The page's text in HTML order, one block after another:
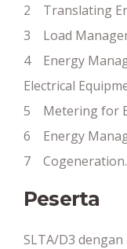
2 Translating
3 Load
4 Energy
Electrical
5 Metering for
6 Energy
7 Cogeneration.
Peserta
SLTA/D3